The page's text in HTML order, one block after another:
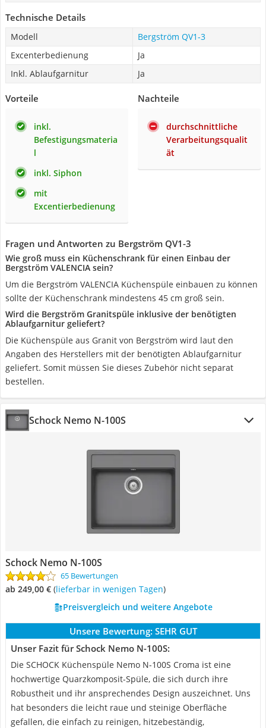
Technische Details
Modell
Bergström QV1-3
Excenterbedienung
Ja
Inkl. Ablaufgarnitur
Ja
Vorteile
inkl.
Befestigungsmateria
l
inkl. Siphon
mit
Excentierbedienung
Nachteile
durchschnittliche
Verarbeitungsqualit
ät
Fragen und Antworten zu Bergström QV1-3
Wie groß muss ein Küchenschrank für einen Einbau der
Bergström VALENCIA sein?
Um die Bergström VALENCIA Küchenspüle einbauen zu können
sollte der Küchenschrank mindestens 45 cm groß sein.
Wird die Bergström Granitspüle inklusive der benötigten
Ablaufgarnitur geliefert?
Die Küchenspüle aus Granit von Bergström wird laut den
Angaben des Herstellers mit der benötigten Ablaufgarnitur
geliefert. Somit müssen Sie dieses Zubehör nicht separat
bestellen.
Schock Nemo N-100S
Schock Nemo N-100S
65 Bewertungen
ab 249,00 € ( Lieferbar in wenigen Tagen)
Preisvergleich und weitere Angebote
Unsere Bewertung: SEHR GUT
Unser Fazit für Schock Nemo N-100S:
Die SCHOCK Küchenspüle Nemo N-100S Croma ist eine
hochwertige Quarzkomposit-Spüle, die sich durch ihre
Robustheit und ihr ansprechendes Design auszeichnet. Uns
hat besonders die leicht raue und steinige Oberfläche
gefallen, die einfach zu reinigen, hitzebeständig,